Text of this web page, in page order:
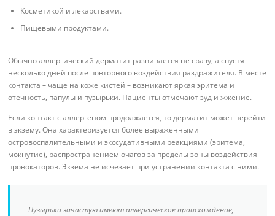
Косметикой и лекарствами.
Пищевыми продуктами.
Обычно аллергический дерматит развивается не сразу, а спустя
несколько дней после повторного воздействия раздражителя. В месте
контакта – чаще на коже кистей – возникают яркая эритема и
отечность, папулы и пузырьки. Пациенты отмечают зуд и жжение.
Если контакт с аллергеном продолжается, то дерматит может перейти
в экзему. Она характеризуется более выраженными
островоспалительными и экссудативными реакциями (эритема,
мокнутие), распространением очагов за пределы зоны воздействия
провокаторов. Экзема не исчезает при устранении контакта с ними.
Пузырьки зачастую имеют аллергическое происхождение,